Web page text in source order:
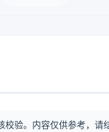
验。内容仅供参考，请